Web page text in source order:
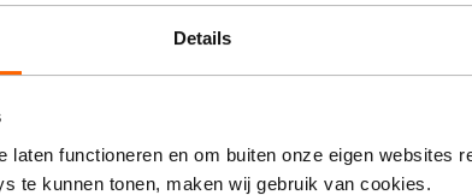
Details
laten functioneren en om buiten onze eigen websites
te kunnen tonen, maken wij gebruik van cookies.
en aux-in